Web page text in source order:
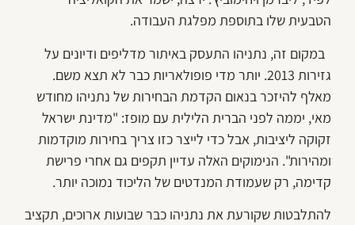
הטבעית שלו בתוספת מפלגת העבודה.
במקום זה, נתניהו התעסק באיתור מדליפים ודיונים על
גזירות 2013. יותר מדי פופולאריות כבר לא תצא משם.
מאלף להיזכר בנאום הקדמת הבחירות של נתניהו מחודש
מאי, יממה לפני הברית הלילית עם מופז: "מדינת ישראל
זקוקה ליציבות, אבל כדי לייצר כזו צריך בחירות מוקדמות
ומהירות". הנימוקים האלה עדיין תקפים גם אחרי פרישת
קדימה, רק שעמודת המנדטים של הליכוד נמוכה יותר.
להתלבטות שקורעת את נתניהו כבר שבועות ארוכים, תקציב